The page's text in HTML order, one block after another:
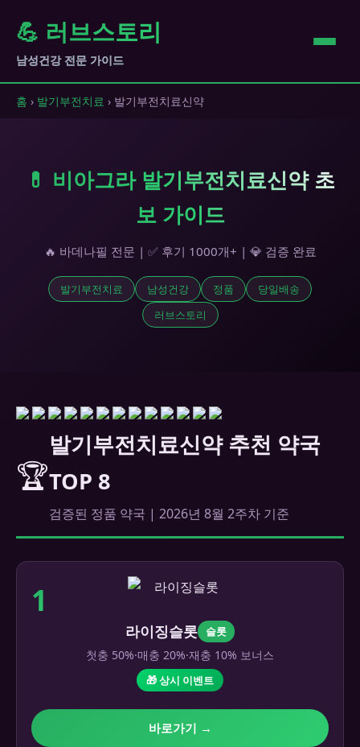
💪 러브스토리
남성건강 전문 가이드
홈 › 발기부전치료 › 발기부전치료신약
💊 비아그라 발기부전치료신약 초
보 가이드
🔥 바데나필 전문 | ✅ 후기 1000개+ | 💎 검증 완료
발기부전치료 남성건강 정품
당일배송
러브스토리
🏆
발기부전치료신약 추천 약국
TOP 8
검증된 정품 약국 | 2026년 8월 2주차 기준
1
라이징슬롯 슬롯
첫충 50%·매충 20%·재충 10% 보너스
🎁 상시 이벤트
바로가기 →